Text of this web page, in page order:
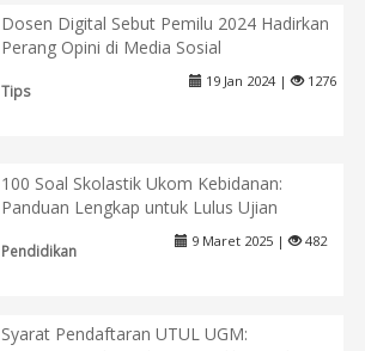
Dosen Digital Sebut Pemilu 2024 Hadirkan
Perang Opini di Media Sosial
Tips
19 Jan 2024 | 1276
100 Soal Skolastik Ukom Kebidanan:
Panduan Lengkap untuk Lulus Ujian
Pendidikan
9 Maret 2025 | 482
Syarat Pendaftaran UTUL UGM: